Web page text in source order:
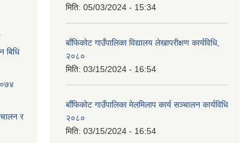
बिधि
र
मिति: 05/03/2024 - 15:34
बाँफिकोट गाउँपालिका विद्यालय लेखापरीक्षण कार्यविधि,
२०८०
मिति: 03/15/2024 - 16:54
बाँफिकोट गाउँपालिका मेलमिलाप कार्य सञ्चालन कार्यविधि
२०८०
मिति: 03/15/2024 - 16:54